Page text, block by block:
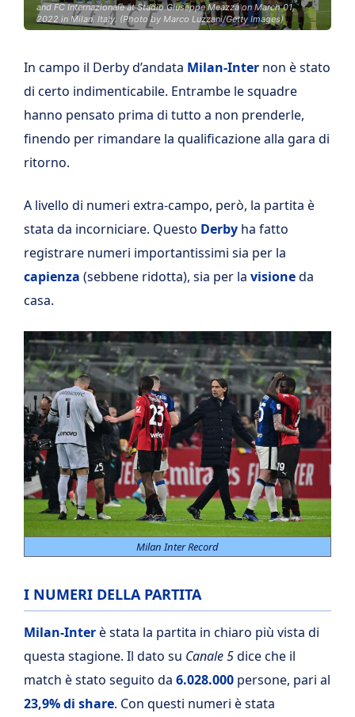
and FC Internazionale at Stadio Giuseppe Meazza on March 01,
2022 in Milan, Italy. (Photo by Marco Luzzani/Getty Images)
In campo il Derby d’andata Milan-Inter non è stato
di certo indimenticabile. Entrambe le squadre
hanno pensato prima di tutto a non prenderle,
finendo per rimandare la qualificazione alla gara di
ritorno.
A livello di numeri extra-campo, però, la partita è
stata da incorniciare. Questo Derby ha fatto
registrare numeri importantissimi sia per la
capienza (sebbene ridotta), sia per la visioneda
casa.
Milan Inter Record
I NUMERI DELLA PARTITA
Milan-Interè stata la partita in chiaro più vista di
questa stagione. Il dato su Canale 5dice che il
match è stato seguito da 6.028.000 persone, pari al
23,9% di share. Con questi numeri è stata